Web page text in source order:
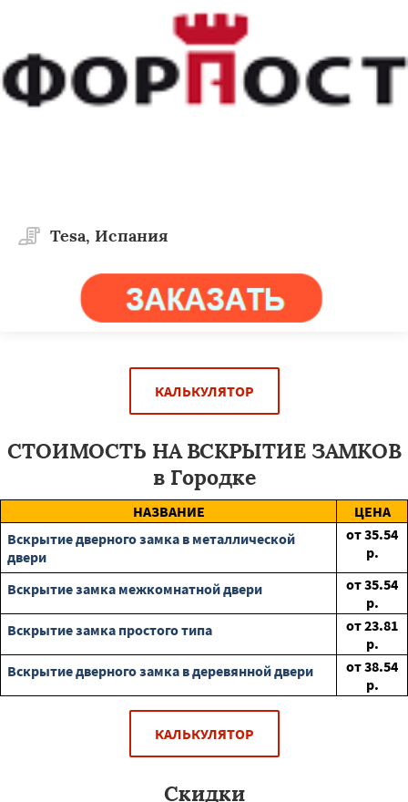
Tesa, Испания
КАЛЬКУЛЯТОР
СТОИМОСТЬ НА ВСКРЫТИЕ ЗАМКОВ
в Городке
НАЗВАНИЕ
ЦЕНА
Вскрытие дверного замка в металлической
двери
от35.54
р.
Вскрытие замка межкомнатной двери
от35.54
р.
Вскрытие замка простого типа
от23.81
р.
Вскрытие дверного замка в деревянной двери
от38.54
р.
КАЛЬКУЛЯТОР
Скидки